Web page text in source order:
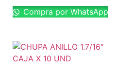
Compra por WhatsApp